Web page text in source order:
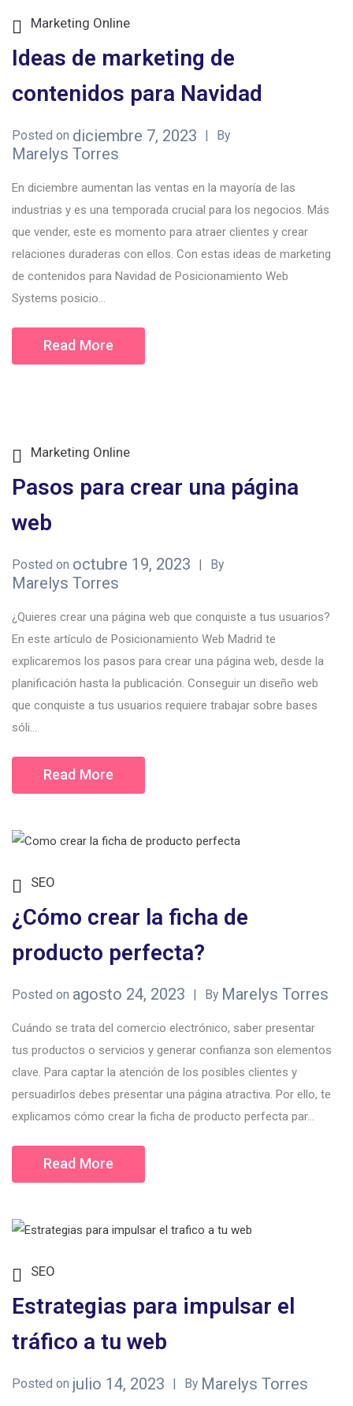
Marketing Online
Ideas de marketing de
contenidos para Navidad
Posted on diciembre 7, 2023 By
Marelys Torres
En diciembre aumentan las ventas en la mayoría de las
industrias y es una temporada crucial para los negocios. Más
que vender, este es momento para atraer clientes y crear
relaciones duraderas con ellos. Con estas ideas de marketing
de contenidos para Navidad de Posicionamiento Web
Systems posicio...
Read More
Marketing Online
Pasos para crear una página
web
Posted on octubre 19, 2023 By
Marelys Torres
¿Quieres crear una página web que conquiste a tus usuarios?
En este artículo de Posicionamiento Web Madrid te
explicaremos los pasos para crear una página web, desde la
planificación hasta la publicación. Conseguir un diseño web
que conquiste a tus usuarios requiere trabajar sobre bases
sóli...
Read More
SEO
¿Cómo crear la ficha de
producto perfecta?
Posted on agosto 24, 2023 By Marelys Torres
Cuándo se trata del comercio electrónico, saber presentar
tus productos o servicios y generar confianza son elementos
clave. Para captar la atención de los posibles clientes y
persuadirlos debes presentar una página atractiva. Por ello, te
explicamos cómo crear la ficha de producto perfecta par...
Read More
SEO
Estrategias para impulsar el
tráfico a tu web
Posted on julio 14, 2023 By Marelys Torres